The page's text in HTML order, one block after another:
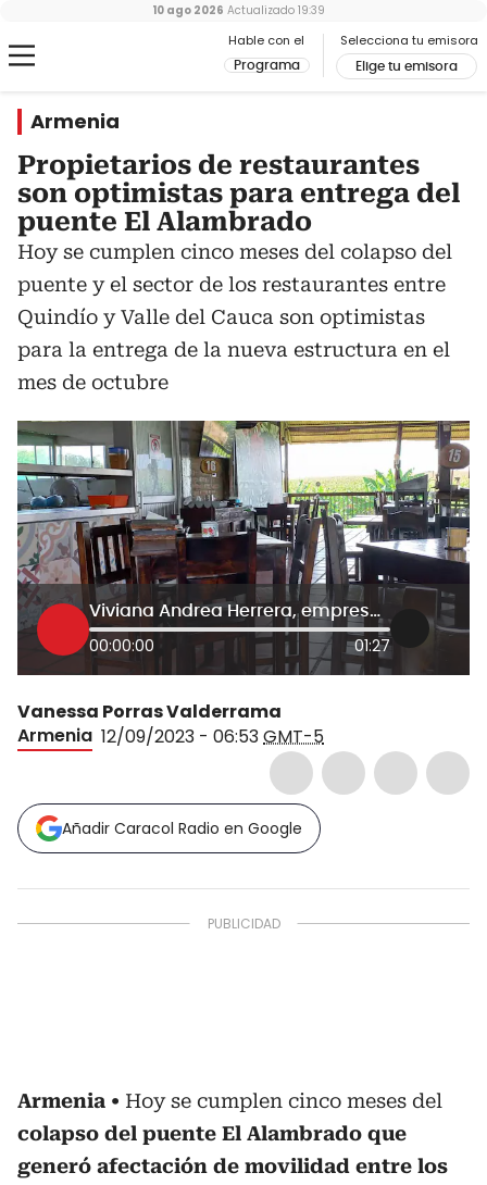
Hable con el
Programa
Selecciona tu emisora
Elige tu emisora
10 ago 2026 Actualizado 19:39
Armenia
Propietarios de restaurantes
son optimistas para entrega del
puente El Alambrado
Hoy se cumplen cinco meses del colapso del
puente y el sector de los restaurantes entre
Quindío y Valle del Cauca son optimistas
para la entrega de la nueva estructura en el
mes de octubre
Viviana Andrea Herrera, empresaria del sector
00:00:00 01:27
Vanessa Porras Valderrama
Armenia 12/09/2023 - 06:53GMT-5
Añadir Caracol Radio en Google
Armenia
Hoy se cumplen cinco meses del
colapso del puente El Alambrado que
generó afectación de movilidad entre los